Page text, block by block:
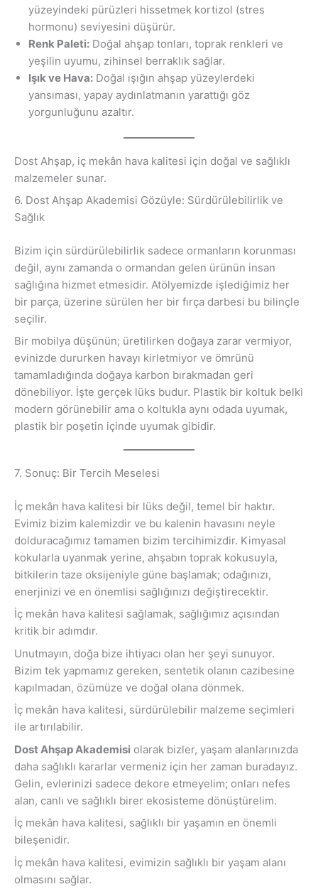
yüzeyindeki pürüzleri hissetmek kortizol (stres
hormonu) seviyesini düşürür.
Renk Paleti: Doğal ahşap tonları, toprak renkleri ve
yeşilin uyumu, zihinsel berraklık sağlar.
Işık ve Hava: Doğal ışığın ahşap yüzeylerdeki
yansıması, yapay aydınlatmanın yarattığı göz
yorgunluğunu azaltır.
Dost Ahşap, iç mekân hava kalitesi için doğal ve sağlıklı
malzemeler sunar.
6. Dost Ahşap Akademisi Gözüyle: Sürdürülebilirlik ve
Sağlık
Bizim için sürdürülebilirlik sadece ormanların korunması
değil, aynı zamanda o ormandan gelen ürünün insan
sağlığına hizmet etmesidir. Atölyemizde işlediğimiz her
bir parça, üzerine sürülen her bir fırça darbesi bu bilinçle
seçilir.
Bir mobilya düşünün; üretilirken doğaya zarar vermiyor,
evinizde dururken havayı kirletmiyor ve ömrünü
tamamladığında doğaya karbon bırakmadan geri
dönebiliyor. İşte gerçek lüks budur. Plastik bir koltuk belki
modern görünebilir ama o koltukla aynı odada uyumak,
plastik bir poşetin içinde uyumak gibidir.
7. Sonuç: Bir Tercih Meselesi
İç mekân hava kalitesi bir lüks değil, temel bir haktır.
Evimiz bizim kalemizdir ve bu kalenin havasını neyle
dolduracağımız tamamen bizim tercihimizdir. Kimyasal
kokularla uyanmak yerine, ahşabın toprak kokusuyla,
bitkilerin taze oksijeniyle güne başlamak; odağınızı,
enerjinizi ve en önemlisi sağlığınızı değiştirecektir.
İç mekân hava kalitesi sağlamak, sağlığımız açısından
kritik bir adımdır.
Unutmayın, doğa bize ihtiyacı olan her şeyi sunuyor.
Bizim tek yapmamız gereken, sentetik olanın cazibesine
kapılmadan, özümüze ve doğal olana dönmek.
İç mekân hava kalitesi, sürdürülebilir malzeme seçimleri
ile artırılabilir.
Dost Ahşap Akademisi olarak bizler, yaşam alanlarınızda
daha sağlıklı kararlar vermeniz için her zaman buradayız.
Gelin, evlerinizi sadece dekore etmeyelim; onları nefes
alan, canlı ve sağlıklı birer ekosisteme dönüştürelim.
İç mekân hava kalitesi, sağlıklı bir yaşamın en önemli
bileşenidir.
İç mekân hava kalitesi, evimizin sağlıklı bir yaşam alanı
olmasını sağlar.